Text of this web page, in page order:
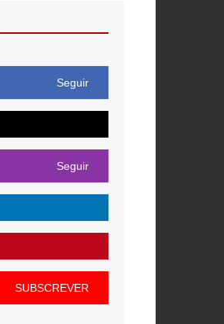
Seguir
Seguir
SUBSCREVER